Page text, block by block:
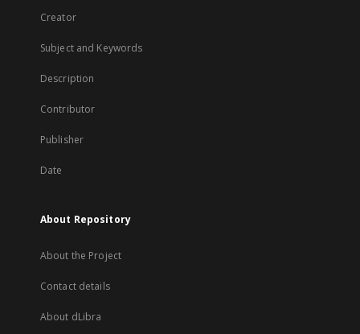
Creator
Subject and Keywords
Description
Contributor
Publisher
Date
About Repository
About the Project
Contact details
About dLibra